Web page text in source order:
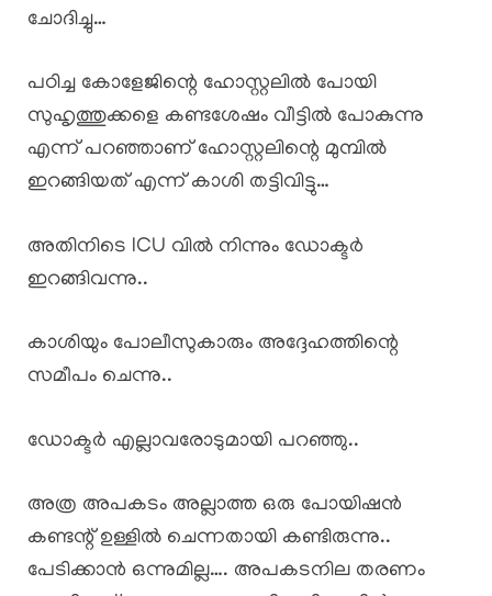
ചോദിച്ചു…
പഠിച്ച കോളേജിന്റെ ഹോസ്റ്റലിൽ പോയി
സുഹൃത്തുക്കളെ കണ്ടശേഷം വീട്ടിൽ പോകുന്നു
എന്ന് പറഞ്ഞാണ് ഹോസ്റ്റലിന്റെ മുമ്പിൽ
ഇറങ്ങിയത് എന്ന് കാശി തട്ടിവിട്ടു…
അതിനിടെ ICU വിൽ നിന്നും ഡോക്ടർ
ഇറങ്ങിവന്നു..
കാശിയും പോലീസുകാരും അദ്ദേഹത്തിന്റെ
സമീപം ചെന്നു..
ഡോക്ടർ എല്ലാവരോടുമായി പറഞ്ഞു..
അത്ര അപകടം അല്ലാത്ത ഒരു പോയിഷൻ
കണ്ടന്റ് ഉള്ളിൽ ചെന്നതായി കണ്ടിരുന്നു..
പേടിക്കാൻ ഒന്നുമില്ല…. അപകടനില തരണം